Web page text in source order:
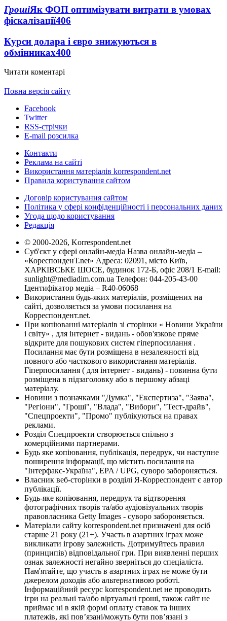
ГрошіЯк ФОП оптимізувати витрати в умовах
фіскалізації406
Курси долара і євро знижуються в
обмінниках400
Читати коментарі
Повна версія сайту
Facebook
Twitter
RSS-стрічки
E-mail розсилка
Контакти
Реклама на сайті
Використання матеріалів korrespondent.net
Правила користування сайтом
Договір користування сайтом
Політика у сфері конфіденційності і персональних даних
Угода щодо користування
Редакція
© 2000-2026, Korrespondent.net
Суб'єкт у сфері онлайн-медіа Назва онлайн-медіа –
«КореспонденТ.net» Адреса: 02091, місто Київ,
ХАРКІВСЬКЕ ШОСЕ, будинок 172-Б, офіс 208/1 E-mail:
sunlight@mediadim.com.ua Телефон: 044-205-43-00
Ідентифікатор медіа – R40-06068
Використання будь-яких матеріалів, розміщених на
сайті, дозволяється за умови посилання на
Корреспондент.net.
При копіюванні матеріалів зі сторінки « Новини України
і світу» , для інтернет - видань - обов'язкове пряме
відкрите для пошукових систем гіперпосилання .
Посилання має бути розміщена в незалежності від
повного або часткового використання матеріалів.
Гіперпосилання ( для інтернет - видань) - повинна бути
розміщена в підзаголовку або в першому абзаці
матеріалу.
Новини з позначками "Думка", "Експертиза", "Заява",
"Регіони", "Гроші", "Влада", "Вибори", "Тест-драйв",
"Спецпроекти", "Промо" публікуються на правах
реклами.
Розділ Спецпроекти створюється спільно з
комерційними партнерами.
Будь яке копіювання, публікація, передрук, чи наступне
поширення інформації, що містить посилання на
"Інтерфакс-Україна", EPA / UPG, суворо забороняється.
Власник веб-сторінки в розділі Я-Корреспондент є автор
публікації.
Будь-яке копіювання, передрук та відтворення
фотографічних творів та/або аудіовізуальних творів
правовласника Getty Images - суворо забороняється.
Матеріали сайту korrespondent.net призначені для осіб
старше 21 року (21+). Участь в азартних іграх може
викликати ігрову залежність. Дотримуйтесь правил
(принципів) відповідальної гри. При виявленні перших
ознак залежності негайно зверніться до спеціаліста.
Пам'ятайте, що участь в азартних іграх не може бути
джерелом доходів або альтернативою роботі.
Інформаційний ресурс korrespondent.net не проводить
ігри на реальні та/або віртуальні гроші, також сайт не
приймає ні в якій формі оплату ставок та інших
платежів, які пов’язані/можуть бути пов’язані з